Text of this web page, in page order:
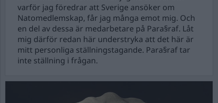
varför jag föredrar att Sverige ansöker om
Natomedlemskap, får jag många emot mig. Och
en del av dessa är medarbetare på Para§raf. Låt
mig därför redan här understryka att det här är
mitt personliga ställningstagande. Para§raf tar
inte ställning i frågan.